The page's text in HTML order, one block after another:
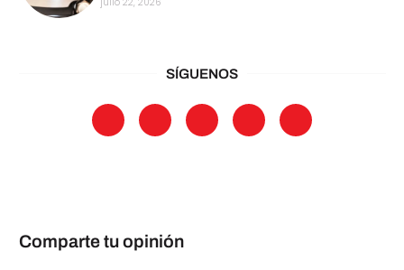
SÍGUENOS
Comparte tu opinión